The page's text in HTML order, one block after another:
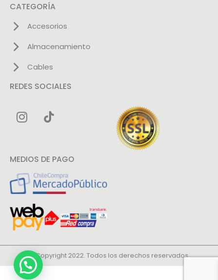
CATEGORÍA
Accesorios
Almacenamiento
Cables
REDES SOCIALES
MEDIOS DE PAGO
© Copyright 2022. Todos los derechos reservados.